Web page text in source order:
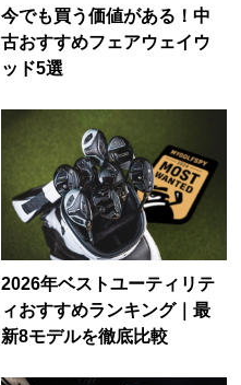
今でも買う価値がある！中
古おすすめフェアウェイウ
ッド5選
2026年ベストユーティリテ
ィおすすめランキング｜最
新8モデルを徹底比較